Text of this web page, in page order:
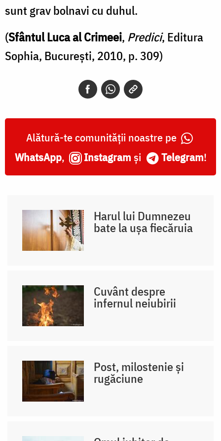
sunt grav bolnavi cu duhul.
(Sfântul Luca al Crimeei, Predici, Editura
Sophia, București, 2010, p. 309)
Alătură-te comunității noastre pe
WhatsApp, Instagram și Telegram!
Harul lui Dumnezeu
bate la ușa fiecăruia
Cuvânt despre
infernul neiubirii
Post, milostenie și
rugăciune